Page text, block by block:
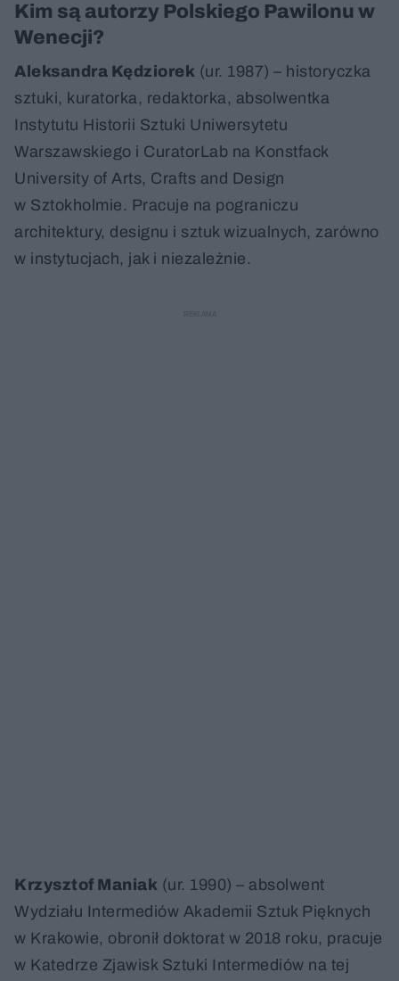
Kim są autorzy Polskiego Pawilonu w
Wenecji?
Aleksandra Kędziorek (ur. 1987) – historyczka
sztuki, kuratorka, redaktorka, absolwentka
Instytutu Historii Sztuki Uniwersytetu
Warszawskiego i CuratorLab na Konstfack
University of Arts, Crafts and Design
w Sztokholmie. Pracuje na pograniczu
architektury, designu i sztuk wizualnych, zarówno
w instytucjach, jak i niezależnie.
Krzysztof Maniak (ur. 1990) – absolwent
Wydziału Intermediów Akademii Sztuk Pięknych
w Krakowie, obronił doktorat w 2018 roku, pracuje
w Katedrze Zjawisk Sztuki Intermediów na tej